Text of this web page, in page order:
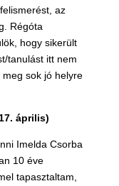
az
Régóta
hogy sikerült
tanulást itt nem
sok jó helyre
április)
Imelda Csorba
10 éve
tapasztaltam,